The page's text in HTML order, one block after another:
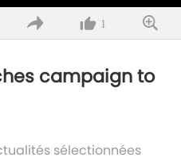
1
campaign to
sélectionnées